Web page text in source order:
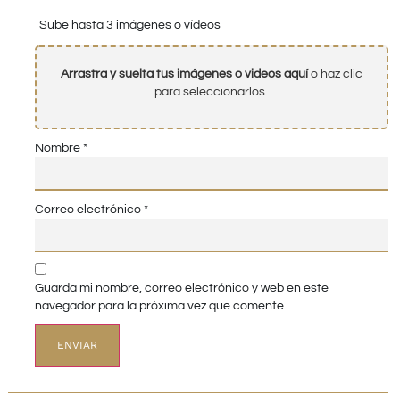
Sube hasta 3 imágenes o vídeos
Arrastra y suelta tus imágenes o videos aquío haz clic
para seleccionarlos.
Nombre *
Correo electrónico *
Guarda mi nombre, correo electrónico y web en este
navegador para la próxima vez que comente.